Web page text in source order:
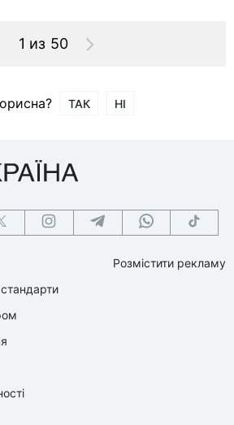
1 из 50
ТАК НІ
стандарти
Розмістити рекламу